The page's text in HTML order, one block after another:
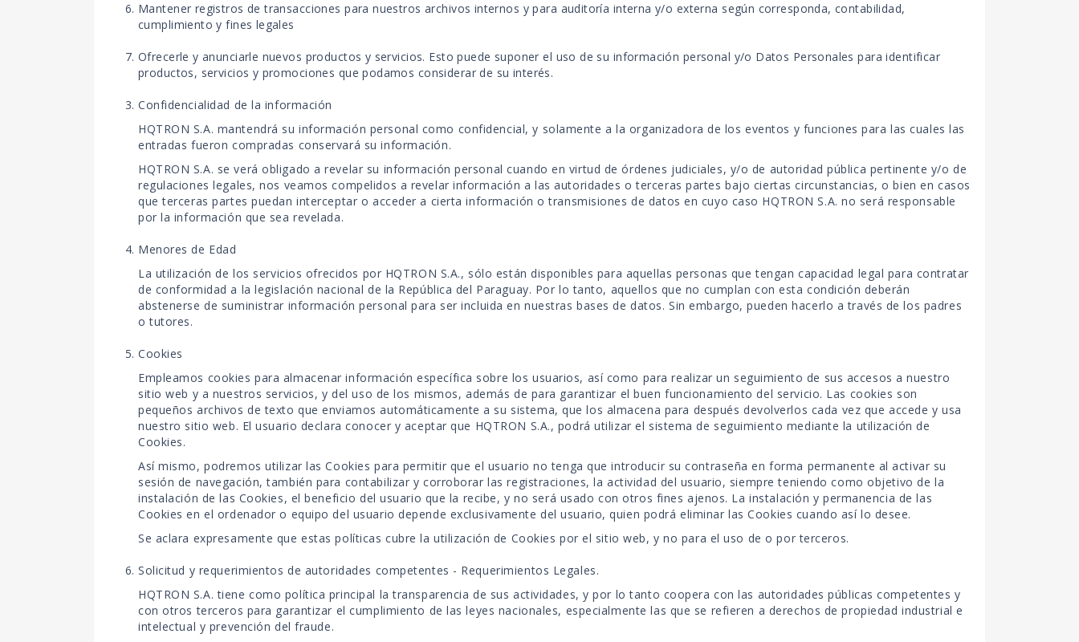
Mantener registros de transacciones para nuestros archivos internos y para auditoría interna y/o externa según corresponda, contabilidad,
cumplimiento y fines legales
Ofrecerle y anunciarle nuevos productos y servicios. Esto puede suponer el uso de su información personal y/o Datos Personales para identificar
productos, servicios y promociones que podamos considerar de su interés.
Confidencialidad de la información
HQTRON S.A. mantendrá su información personal como confidencial, y solamente a la organizadora de los eventos y funciones para las cuales las
entradas fueron compradas conservará su información.
HQTRON S.A. se verá obligado a revelar su información personal cuando en virtud de órdenes judiciales, y/o de autoridad pública pertinente y/o de
regulaciones legales, nos veamos compelidos a revelar información a las autoridades o terceras partes bajo ciertas circunstancias, o bien en casos
que terceras partes puedan interceptar o acceder a cierta información o transmisiones de datos en cuyo caso HQTRON S.A. no será responsable
por la información que sea revelada.
Menores de Edad
La utilización de los servicios ofrecidos por HQTRON S.A., sólo están disponibles para aquellas personas que tengan capacidad legal para contratar
de conformidad a la legislación nacional de la República del Paraguay. Por lo tanto, aquellos que no cumplan con esta condición deberán
abstenerse de suministrar información personal para ser incluida en nuestras bases de datos. Sin embargo, pueden hacerlo a través de los padres
o tutores.
Cookies
Empleamos cookies para almacenar información específica sobre los usuarios, así como para realizar un seguimiento de sus accesos a nuestro
sitio web y a nuestros servicios, y del uso de los mismos, además de para garantizar el buen funcionamiento del servicio. Las cookies son
pequeños archivos de texto que enviamos automáticamente a su sistema, que los almacena para después devolverlos cada vez que accede y usa
nuestro sitio web. El usuario declara conocer y aceptar que HQTRON S.A., podrá utilizar el sistema de seguimiento mediante la utilización de
Cookies.
Así mismo, podremos utilizar las Cookies para permitir que el usuario no tenga que introducir su contraseña en forma permanente al activar su
sesión de navegación, también para contabilizar y corroborar las registraciones, la actividad del usuario, siempre teniendo como objetivo de la
instalación de las Cookies, el beneficio del usuario que la recibe, y no será usado con otros fines ajenos. La instalación y permanencia de las
Cookies en el ordenador o equipo del usuario depende exclusivamente del usuario, quien podrá eliminar las Cookies cuando así lo desee.
Se aclara expresamente que estas políticas cubre la utilización de Cookies por el sitio web, y no para el uso de o por terceros.
Solicitud y requerimientos de autoridades competentes - Requerimientos Legales.
HQTRON S.A. tiene como política principal la transparencia de sus actividades, y por lo tanto coopera con las autoridades públicas competentes y
con otros terceros para garantizar el cumplimiento de las leyes nacionales, especialmente las que se refieren a derechos de propiedad industrial e
intelectual y prevención del fraude.